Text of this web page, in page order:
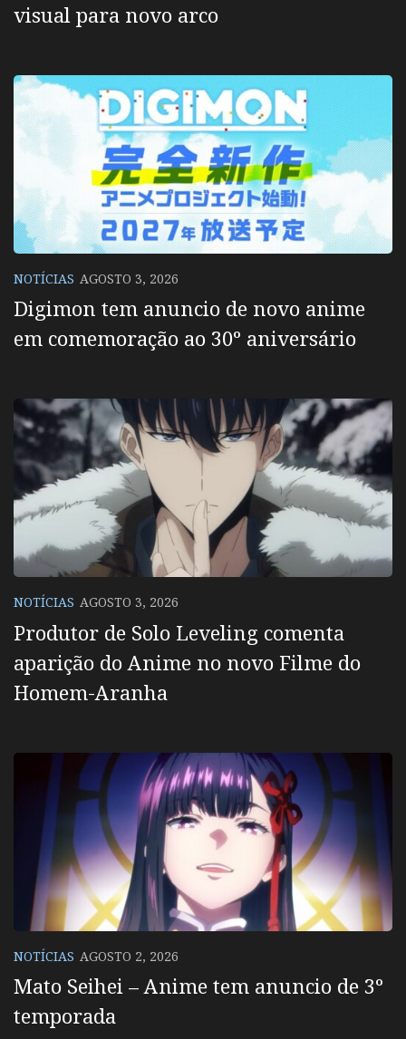
visual para novo arco
NOTÍCIAS AGOSTO 3, 2026
Digimon tem anuncio de novo anime
em comemoração ao 30º aniversário
NOTÍCIAS AGOSTO 3, 2026
Produtor de Solo Leveling comenta
aparição do Anime no novo Filme do
Homem-Aranha
NOTÍCIAS AGOSTO 2, 2026
Mato Seihei – Anime tem anuncio de 3º
temporada